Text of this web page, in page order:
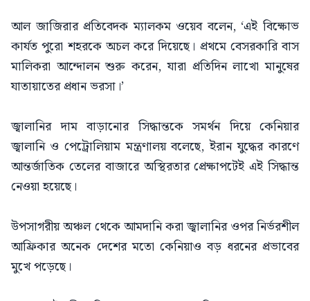
আল জাজিরার প্রতিবেদক ম্যালকম ওয়েব বলেন, ‘এই বিক্ষোভ
কার্যত পুরো শহরকে অচল করে দিয়েছে। প্রথমে বেসরকারি বাস
মালিকরা আন্দোলন শুরু করেন, যারা প্রতিদিন লাখো মানুষের
যাতায়াতের প্রধান ভরসা।’
জ্বালানির দাম বাড়ানোর সিদ্ধান্তকে সমর্থন দিয়ে কেনিয়ার
জ্বালানি ও পেট্রোলিয়াম মন্ত্রণালয় বলেছে, ইরান যুদ্ধের কারণে
আন্তর্জাতিক তেলের বাজারে অস্থিরতার প্রেক্ষাপটেই এই সিদ্ধান্ত
নেওয়া হয়েছে।
উপসাগরীয় অঞ্চল থেকে আমদানি করা জ্বালানির ওপর নির্ভরশীল
আফ্রিকার অনেক দেশের মতো কেনিয়াও বড় ধরনের প্রভাবের
মুখে পড়েছে।